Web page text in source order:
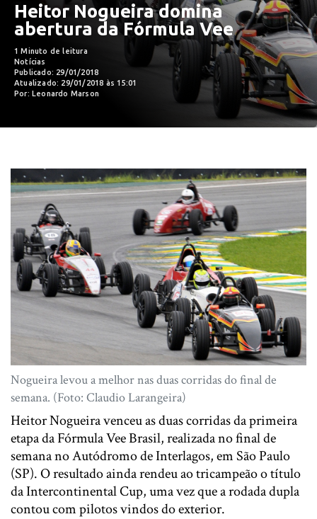
Heitor Nogueira domina
abertura da Fórmula Vee
1 Minuto de leitura
Notícias
Publicado: 29/01/2018
Atualizado: 29/01/2018 às 15:01
Por: Leonardo Marson
Nogueira levou a melhor nas duas corridas do final de
semana. (Foto: Claudio Larangeira)
Heitor Nogueira venceu as duas corridas da primeira
etapa da Fórmula Vee Brasil, realizada no final de
semana no Autódromo de Interlagos, em São Paulo
(SP). O resultado ainda rendeu ao tricampeão o título
da Intercontinental Cup, uma vez que a rodada dupla
contou com pilotos vindos do exterior.